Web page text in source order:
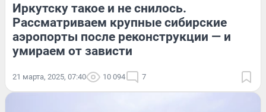
Иркутску такое и не снилось.
Рассматриваем крупные сибирские
аэропорты после реконструкции — и
умираем от зависти
21 марта, 2025, 07:40 10 094 7